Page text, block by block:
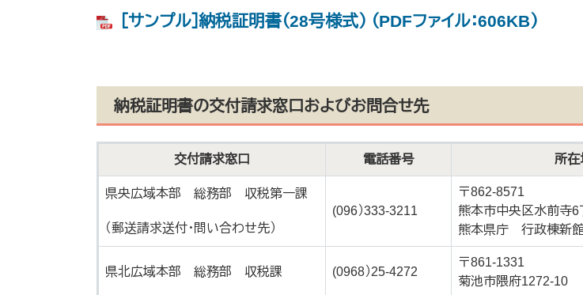
［サンプル］納税証明書（28号様式） （PDFファイル：606KB）
納税証明書の交付請求窓口およびお問合せ先
交付請求窓口 電話番号 所在
県央広域本部 総務部 収税第一課
（郵送請求送付・問い合わせ先）
(096）333-3211
〒862-8571
熊本市中央区水前寺6
熊本県庁 行政棟新
県北広域本部 総務部 収税課 (0968）25-4272
〒861-1331
菊池市隈府1272-10